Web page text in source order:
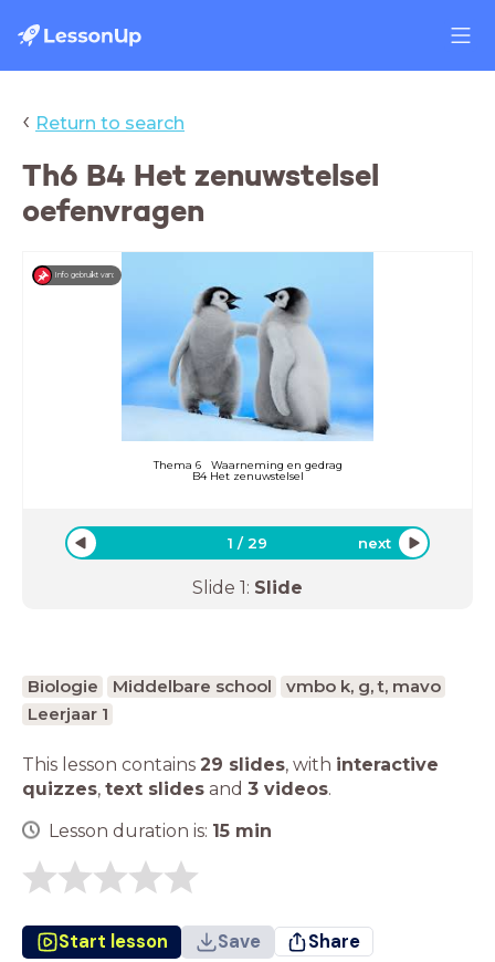
‹ Return to search
Th6 B4 Het zenuwstelsel
oefenvragen
Thema 6 Waarneming en gedrag
B4 Het zenuwstelsel
Info gebruikt van:
1 /29 next
Slide 1: Slide
Biologie Middelbare school
vmbo k, g, t, mavo
Leerjaar 1
This lesson contains 29 slides, with interactive
quizzes, text slides and 3 videos.
Lesson duration is: 15 min
Start lesson Save Share